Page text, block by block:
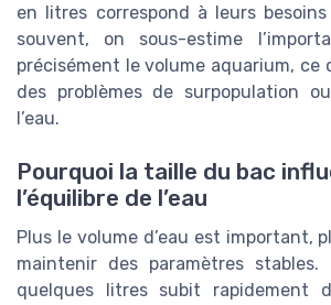
en litres correspond à leurs
souvent, on sous-estime
précisément le volume aquarium, ce
des problèmes de surpopulation
l’eau.
Pourquoi la taille du bac
l’équilibre de l’eau
Plus le volume d’eau est important,
maintenir des paramètres
quelques litres subit rapidement